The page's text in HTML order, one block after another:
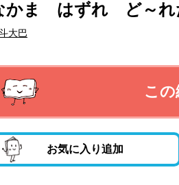
かま はずれ ど～
大巴
この
お気に入り追加